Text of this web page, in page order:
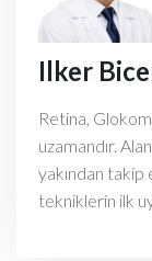
Ilker
Retina,
uzamandır.
yakından
tekniklerin ilk